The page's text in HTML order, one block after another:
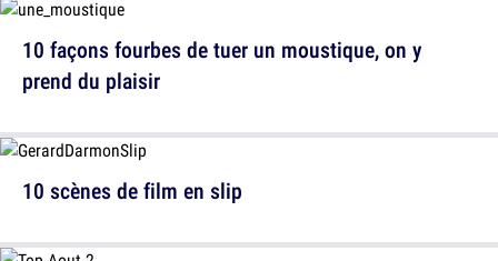
10 façons fourbes de tuer un moustique, on y
prend du plaisir
10 scènes de film en slip